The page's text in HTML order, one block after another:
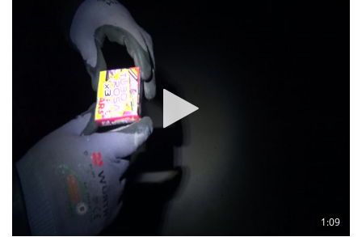
Tretten wir die F1 Welle los und zeigen euch, was
Kinderfeuerwerk hat. Viele Artikel sind richtungsweisend,
andere bedienen Artikel, welche Standard sind. Der Tubo
Rosa ist ein solider und guter 3fach-Wirbel. Hier sticht
allenfalls das Packungsdesign hervor, das dafür aber
deutlich. Sehr schön mit dem "Böller" auf der Packung.
Preislich liegtARShier über dem, was für diese Artikel in der
Regel verlangt wird. Ich bin überzeugt, die Varianten finden
trotzdem ihre Fans.
1:09